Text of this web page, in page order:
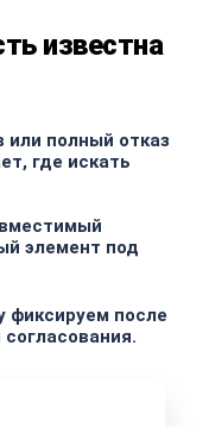
известна
или полный отказ
где искать
элемент под
фиксируем после